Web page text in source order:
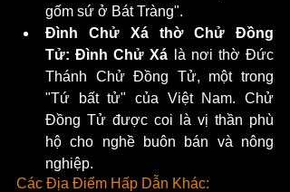
gốm sứ ở Bát Tràng".
Đình Chử Xá thờ Chử Đồng
Tử: Đình Chử Xá là nơi thờ Đức
Thánh Chử Đồng Tử, một trong
"Tứ bất tử" của Việt Nam. Chử
Đồng Tử được coi là vị thần phù
hộ cho nghề buôn bán và nông
nghiệp.
Các Địa Điểm Hấp Dẫn Khác: